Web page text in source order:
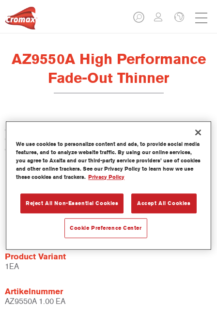
AZ9550A High Performance
Fade-Out Thinner
AZ9550 - AZ9550A HP Fade-Out Thinner is ideaal bij het
gebruik van Cromax nieuwe generatie blanke lakken. Het maakt
een gladde en onzichtbare spot repair mogelijk met een
moeiteloze eindafwerking.
Snel en eenvoudig systeem voor uitspuiten.
Eenvoudige te polijsten.
Onderdeel van het Fast Repair concept.
Hoogwaardige eindafwerking.
Product Variant
1EA
Artikelnummer
AZ9550A 1.00 EA
We use cookies to personalize content and ads, to provide social media
features, and to analyze website traffic. By using our online services,
you agree to Axalta and our third-party service providers’ use of cookies
and other online trackers. See our Privacy Policy to learn how we use
these cookies and trackers. Privacy Policy
Reject All Non-Essential Cookies Accept All Cookies
Cookie Preference Center